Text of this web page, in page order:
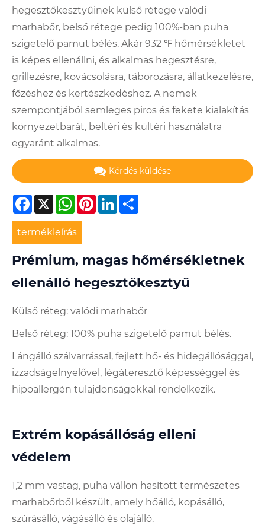
hegesztőkesztyűinek külső rétege valódi
marhabőr, belső rétege pedig 100%-ban puha
szigetelő pamut bélés. Akár 932 ℉ hőmérsékletet
is képes ellenállni, és alkalmas hegesztésre,
grillezésre, kovácsolásra, táborozásra, állatkezelésre,
főzéshez és kertészkedéshez. A nemek
szempontjából semleges piros és fekete kialakítás
környezetbarát, beltéri és kültéri használatra
egyaránt alkalmas.
Kérdés küldése
Facebook
X WhatsApp
Pinterest
LinkedIn
termékleírás
Prémium, magas hőmérsékletnek
ellenálló hegesztőkesztyű
Külső réteg: valódi marhabőr
Belső réteg: 100% puha szigetelő pamut bélés.
Lángálló szálvarrással, fejlett hő- és hidegállósággal,
izzadságelnyelővel, légáteresztő képességgel és
hipoallergén tulajdonságokkal rendelkezik.
Extrém kopásállóság elleni
védelem
1,2 mm vastag, puha vállon hasított természetes
marhabőrből készült, amely hőálló, kopásálló,
szúrásálló, vágásálló és olajálló.